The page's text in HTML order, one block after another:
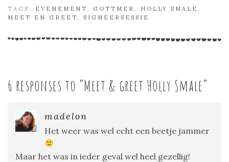
TAGS: EVENEMENT GOTTMER HOLLY SMALE
MEET EN GREET
SIGNEERSESSIE
6 responses to “Meet & greet Holly Smale”
madelon
Het weer was wel echt een beetje jammer
Maar het was in ieder geval wel heel gezellig!